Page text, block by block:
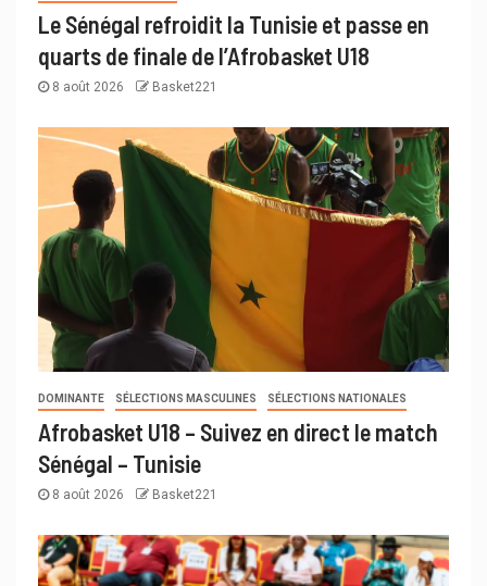
Le Sénégal refroidit la Tunisie et passe en
quarts de finale de l’Afrobasket U18
8 août 2026 Basket221
DOMINANTE SÉLECTIONS MASCULINES SÉLECTIONS NATIONALES
Afrobasket U18 – Suivez en direct le match
Sénégal – Tunisie
8 août 2026 Basket221